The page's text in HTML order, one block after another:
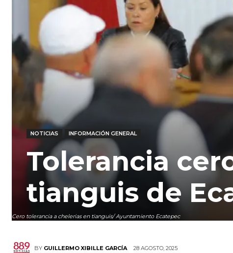
Cero tolerancia a chelerias en tianguis/ Ayuntamiento Ecatepec
NOTICIAS INFORMACIÓN GENERAL
Tolerancia
tianguis de
BY GUILLERMO XIBILLE GARCÍA 28 AGOSTO, 2025